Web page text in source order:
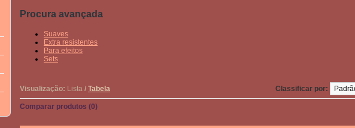
Procura avançada
Suaves
Extra resistentes
Para efeitos
Sets
Visualização: Lista / Tabela Classificar por:
Comparar produtos (0)